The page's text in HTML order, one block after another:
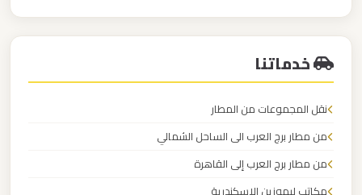
الكابتن لايجار السيارات
خدماتنا
نقل المجموعات من المطار
من مطار برج العرب الى الساحل الشمالي
من مطار برج العرب إلى القاهرة
مكاتب ليموزين الاسكندرية
ليموزين
مطار
اسكندرية
ليموزين